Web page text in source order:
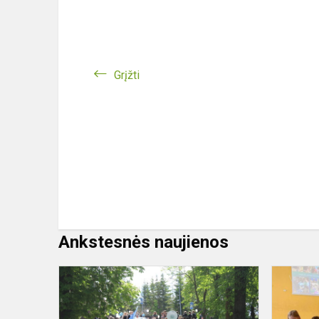
Grįžti
Ankstesnės naujienos
Gimnazijos
nuskambėjo